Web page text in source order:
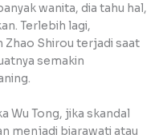
wanita, dia tahu hal,
Terlebih lagi,
Shirou terjadi saat
semakin
Wu Tong, jika skandal
menjadi biarawati atau